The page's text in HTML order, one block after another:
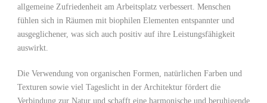
allgemeine Zufriedenheit am Arbeitsplatz verbessert. Menschen
fühlen sich in ​Räumen mit ‍biophilen Elementen‍ entspannter und
‍ausgeglichener, was sich ⁣auch positiv auf ihre ‌Leistungsfähigkeit
‍auswirkt.
Die Verwendung von organischen Formen, natürlichen⁢ Farben und
Texturen sowie viel‍ Tageslicht⁤ in der Architektur fördert die‍
Verbindung zur Natur und⁢ schafft eine⁢ harmonische und beruhigende